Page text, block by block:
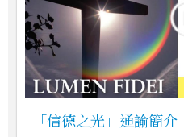
「信德之光」通諭簡介